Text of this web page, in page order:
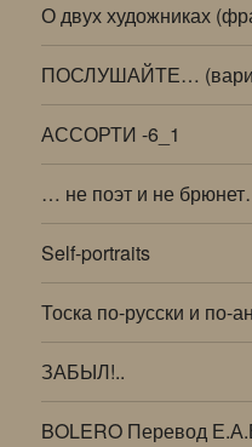
О двух художниках
ПОСЛУШАЙТЕ…
АССОРТИ -6_1
… не поэт и не
Self-portraits
Тоска по-русски и по-
ЗАБЫЛ!..
BOLERO Перевод